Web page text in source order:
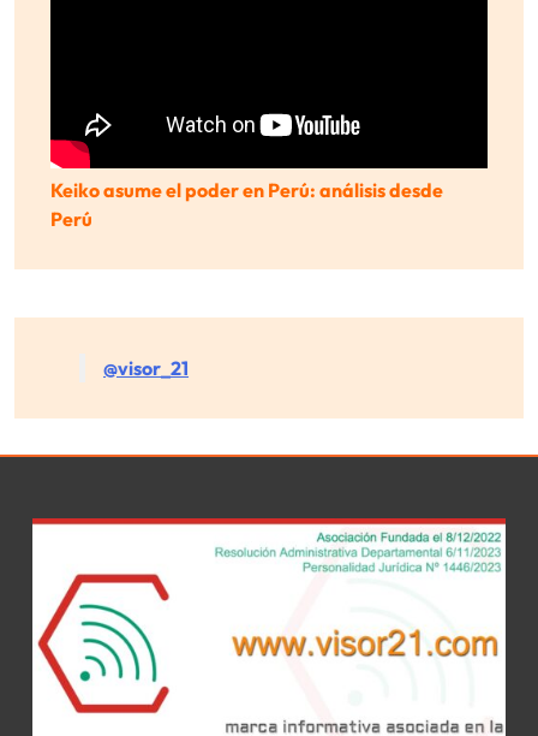
Keiko asume el poder en Perú: análisis desde
Perú
@visor_21